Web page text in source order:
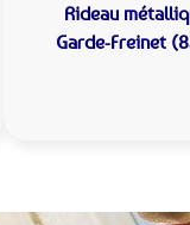
Rideau
Garde-Freinet